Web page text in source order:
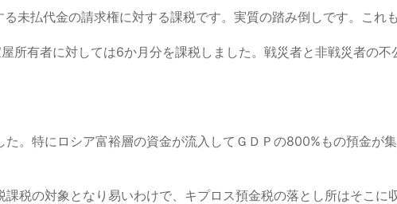
未払代金の請求権に対する課税です。実質の踏み倒しです。これ
所有者に対しては6か月分を課税しました。戦災者と非戦災者の
。特にロシア富裕層の資金が流入してＧＤＰの800%もの預金が
税の対象となり易いわけで、キプロス預金税の落とし所はそこに